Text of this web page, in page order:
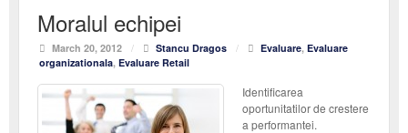
Moralul echipei
March 20, 2012 / Stancu Dragos / Evaluare, Evaluare
organizationala, Evaluare Retail
Identificarea
oportunitatilor de crestere
a performantei.